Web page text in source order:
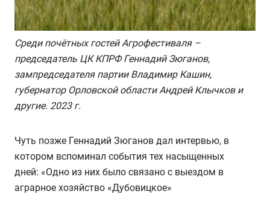
Среди почётных гостей Агрофестиваля –
председатель ЦК КПРФ Геннадий Зюганов,
зампредседателя партии Владимир Кашин,
губернатор Орловской области Андрей Клычков и
другие. 2023 г.
Чуть позже Геннадий Зюганов дал интервью, в
котором вспоминал события тех насыщенных
дней: «Одно из них было связано с выездом в
аграрное хозяйство «Дубовицкое»